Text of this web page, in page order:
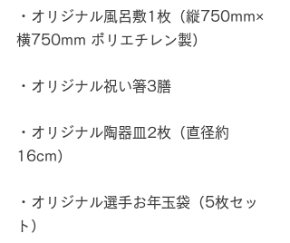
・オリジナル風呂敷1枚（縦750mm×
横750mm ポリエチレン製）
・オリジナル祝い箸3膳
・オリジナル陶器皿2枚（直径約
16cm）
・オリジナル選手お年玉袋（5枚セッ
ト）